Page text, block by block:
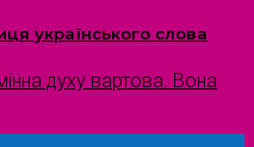
українського слова
духу вартова. Вона